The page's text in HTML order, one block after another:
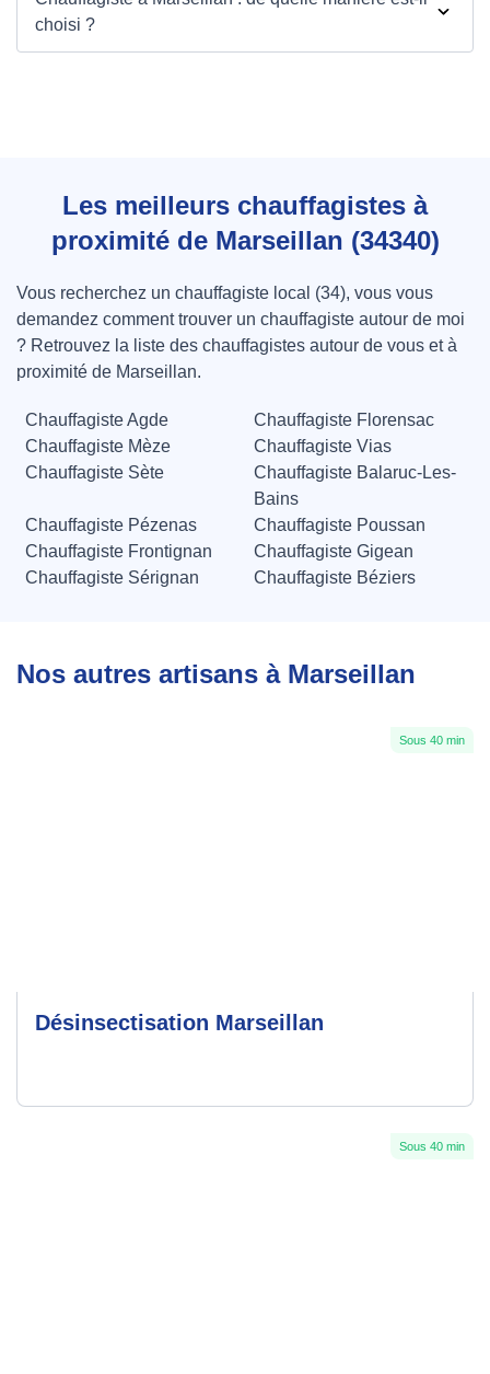
choisi ?
Les meilleurs chauffagistes à
proximité de Marseillan (34340)
Vous recherchez un chauffagiste local (34), vous vous
demandez comment trouver un chauffagiste autour de moi
? Retrouvez la liste des chauffagistes autour de vous et à
proximité de Marseillan.
Chauffagiste Agde
Chauffagiste Florensac
Chauffagiste Mèze
Chauffagiste Vias
Chauffagiste Sète
Chauffagiste Balaruc-Les-
Bains
Chauffagiste Pézenas
Chauffagiste Poussan
Chauffagiste Frontignan
Chauffagiste Gigean
Chauffagiste Sérignan
Chauffagiste Béziers
Nos autres artisans à Marseillan
Sous 40 min
Désinsectisation Marseillan
Sous 40 min